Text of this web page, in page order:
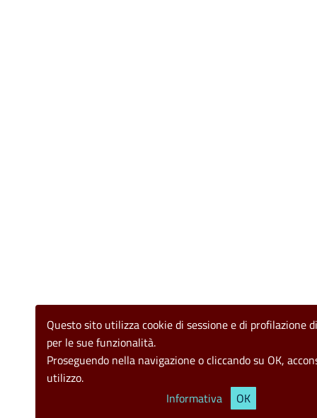
Questo sito utilizza cookie di sessione e di profilazione
per le sue funzionalità.
Proseguendo nella navigazione o cliccando su OK,
utilizzo.
Informativa
OK